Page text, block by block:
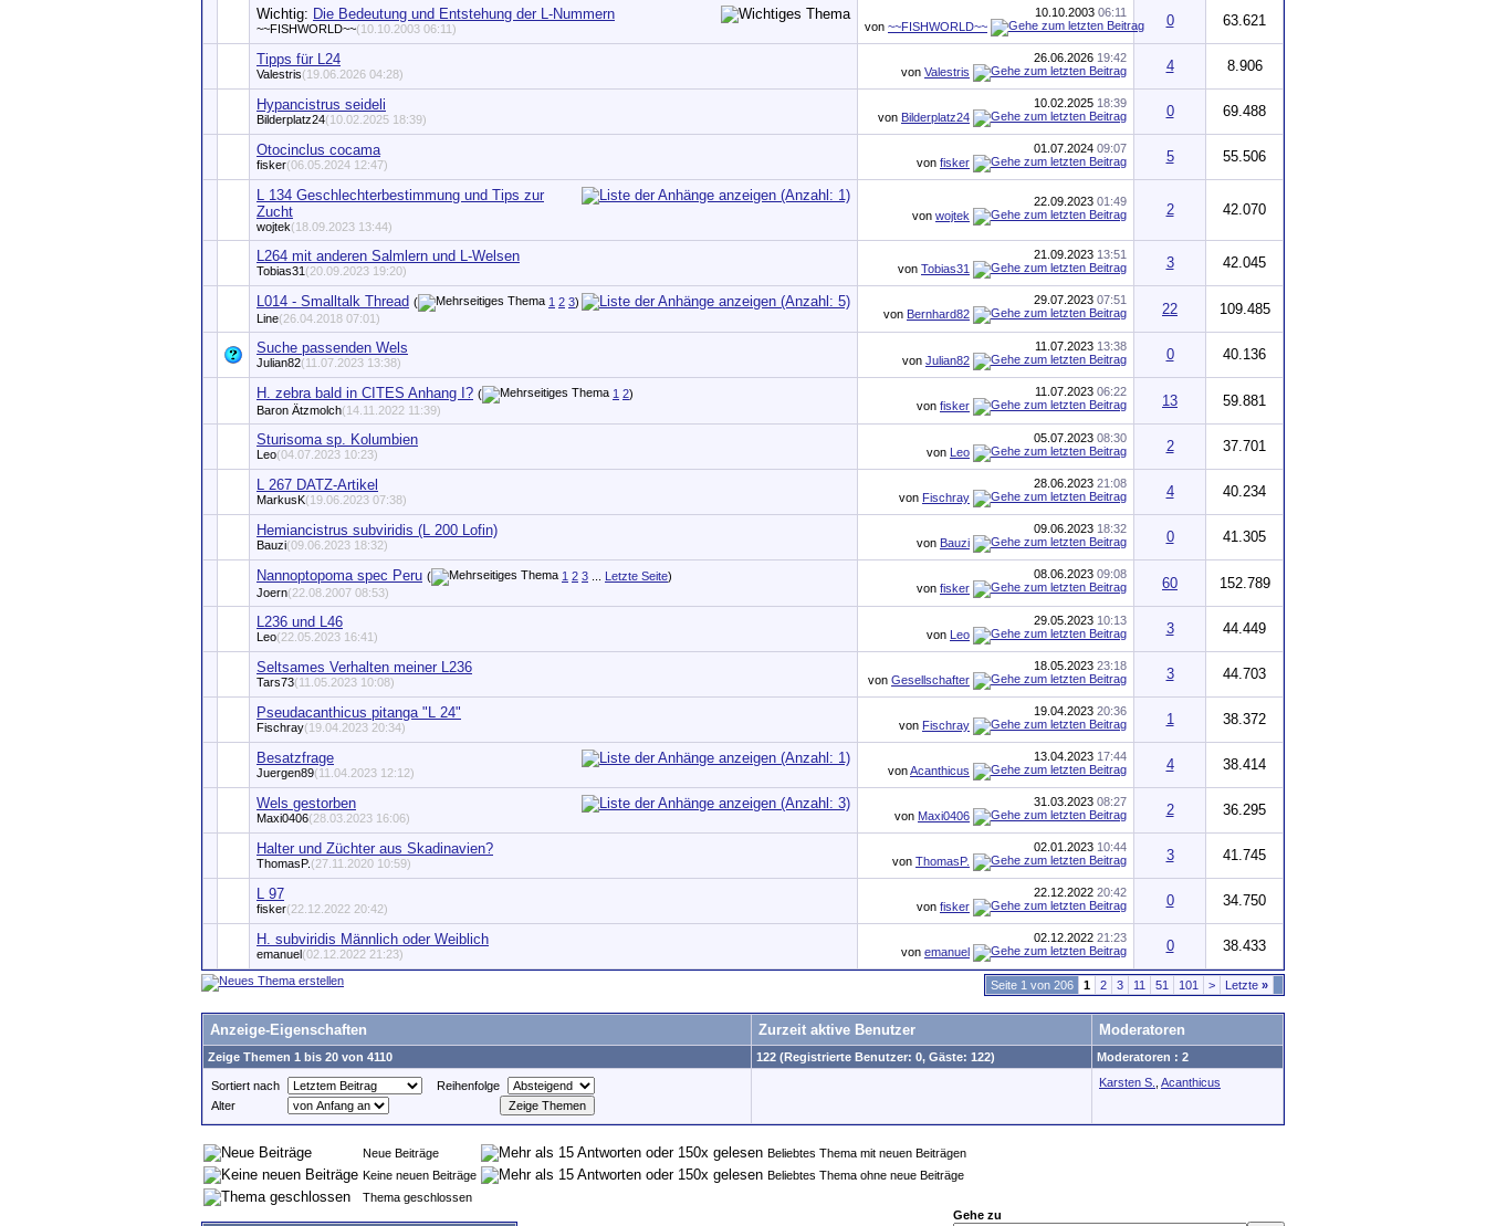
Wichtig: Die Bedeutung und Entstehung der L-Nummern
~~FISHWORLD~~(10.10.2003 06:11)
10.10.2003 06:11
von ~~FISHWORLD~~ 0 63.621
Tipps für L24
Valestris(19.06.2026 04:28)
26.06.2026 19:42
von Valestris 4 8.906
Hypancistrus seideli
Bilderplatz24(10.02.2025 18:39)
10.02.2025 18:39
von Bilderplatz24 0 69.488
Otocinclus cocama
fisker(06.05.2024 12:47)
01.07.2024 09:07
von fisker 5 55.506
L 134 Geschlechterbestimmung und Tips zur
Zucht
wojtek(18.09.2023 13:44)
22.09.2023 01:49
von wojtek 2 42.070
L264 mit anderen Salmlern und L-Welsen
Tobias31 (20.09.2023 19:20)
21.09.2023 13:51
von Tobias31 3 42.045
L014 - Smalltalk Thread ( 1 2 3)
Line(26.04.2018 07:01)
29.07.2023 07:51
von Bernhard82 22 109.485
Suche passenden Wels
Julian82(11.07.2023 13:38)
11.07.2023 13:38
von Julian82 0 40.136
H. zebra bald in CITES Anhang I? ( 1 2)
Baron Ätzmolch(14.11.2022 11:39)
11.07.2023 06:22
von fisker 13 59.881
Sturisoma sp. Kolumbien
Leo(04.07.2023 10:23)
05.07.2023 08:30
von Leo 2 37.701
L 267 DATZ-Artikel
MarkusK(19.06.2023 07:38)
28.06.2023 21:08
von Fischray 4 40.234
Hemiancistrus subviridis (L 200 Lofin)
Bauzi(09.06.2023 18:32)
09.06.2023 18:32
von Bauzi 0 41.305
Nannoptopoma spec Peru ( 1 2 3 Letzte Seite)
Joern(22.08.2007 08:53)
08.06.2023 09:08
von fisker 60 152.789
L236 und L46
Leo(22.05.2023 16:41)
29.05.2023 10:13
von Leo 3 44.449
Seltsames Verhalten meiner L236
Tars73(11.05.2023 10:08)
18.05.2023 23:18
von Gesellschafter 3 44.703
Pseudacanthicus pitanga "L 24"
Fischray(19.04.2023 20:34)
19.04.2023 20:36
von Fischray 1 38.372
Besatzfrage
Juergen89(11.04.2023 12:12)
13.04.2023 17:44
vonAcanthicus 4 38.414
Wels gestorben
Maxi0406(28.03.2023 16:06)
31.03.2023 08:27
von Maxi0406 2 36.295
Halter und Züchter aus Skadinavien?
ThomasP. (27.11.2020 10:59)
02.01.2023 10:44
von ThomasP. 3 41.745
L 97
fisker(22.12.2022 20:42)
22.12.2022 20:42
von fisker 0 34.750
H. subviridis Männlich oder Weiblich
emanuel(02.12.2022 21:23)
02.12.2022 21:23
von emanuel 0 38.433
Seite 1 von 206 1 2 3 11 51 101 > Letzte »
Anzeige-Eigenschaften Zurzeit aktive Benutzer Moderatoren
Zeige Themen 1 bis 20 von 4110 122 (Registrierte Benutzer: 0, Gäste: 122) Moderatoren : 2
Sortiert nach
Reihenfolge
Alter
Karsten S. Acanthicus
Neue Beiträge
Beliebtes Thema mit neuen Beiträgen
Keine neuen Beiträge
Beliebtes Thema ohne neue Beiträge
Thema geschlossen
Gehe zu